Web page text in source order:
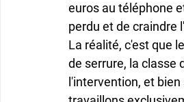
euros au téléphone
perdu et de craindre
La réalité, c'est que
de serrure, la classe
l'intervention, et